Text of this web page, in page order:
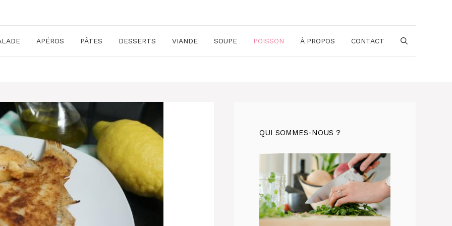
APÉROS PÂTES DESSERTS VIANDE SOUPE POISSON À PROPOS CONTACT
QUI SOMMES-NOUS ?